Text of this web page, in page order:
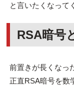
と言いたくなって
RSA暗号
前置きが長くなっ
正直RSA暗号を数